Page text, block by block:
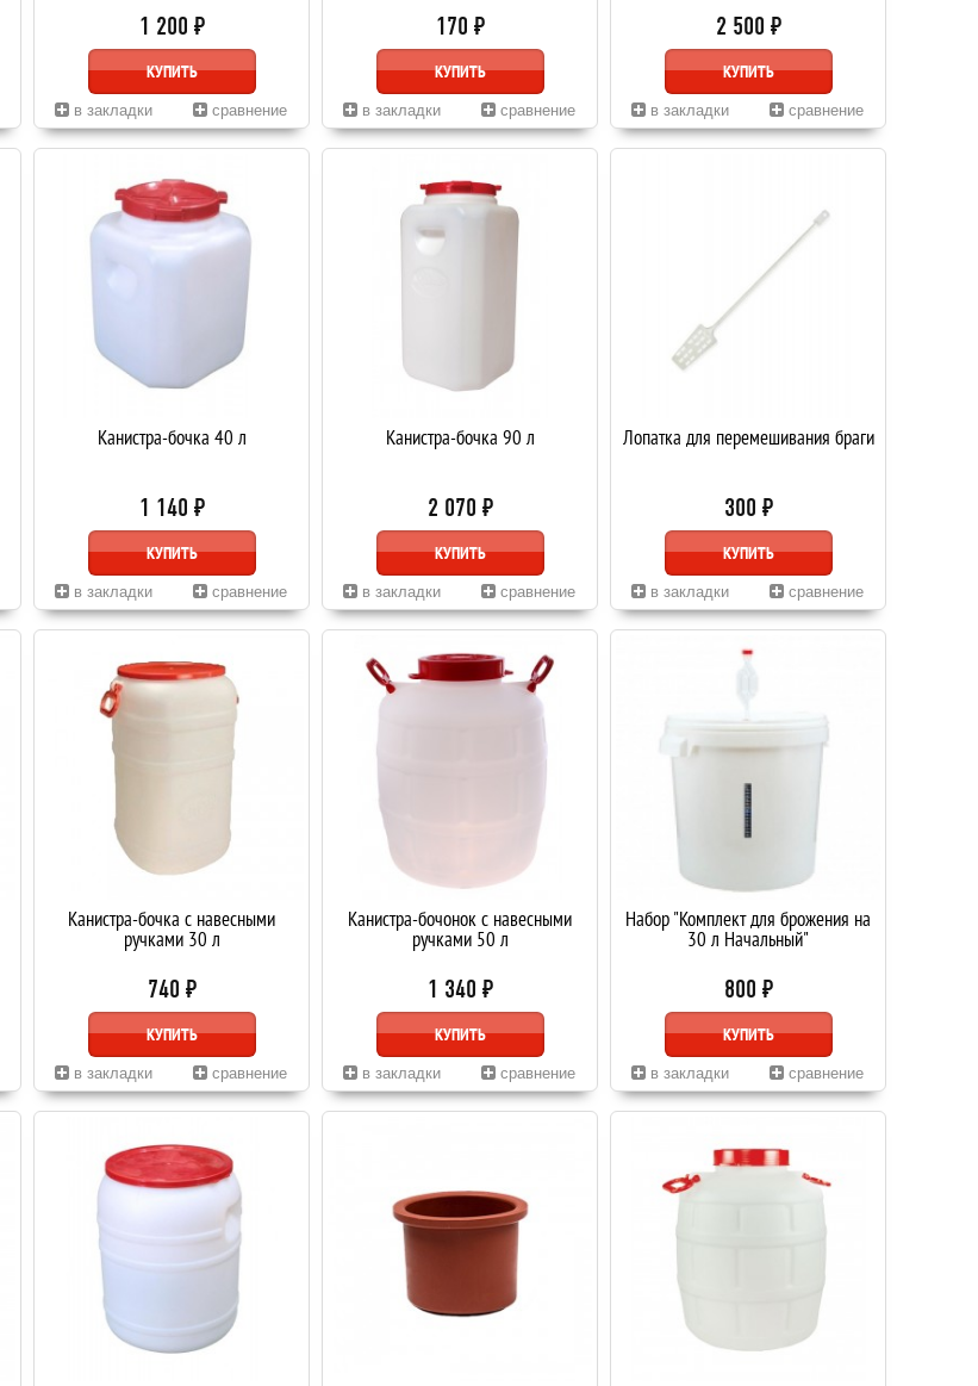
1 200 ₽
КУПИТЬ
в закладки сравнение
170 ₽
КУПИТЬ
в закладки сравнение
2 500 ₽
КУПИТЬ
в закладки сравнение
Канистра-бочка 40 л
1 140 ₽
КУПИТЬ
в закладки сравнение
Канистра-бочка 90 л
2 070 ₽
КУПИТЬ
в закладки сравнение
Лопатка для перемешивания браги
300 ₽
КУПИТЬ
в закладки сравнение
Канистра-бочка с навесными
ручками 30 л
740 ₽
КУПИТЬ
в закладки сравнение
Канистра-бочонок с навесными
ручками 50 л
1 340 ₽
КУПИТЬ
в закладки сравнение
Набор "Комплект для брожения на
30 л Начальный"
800 ₽
КУПИТЬ
в закладки сравнение